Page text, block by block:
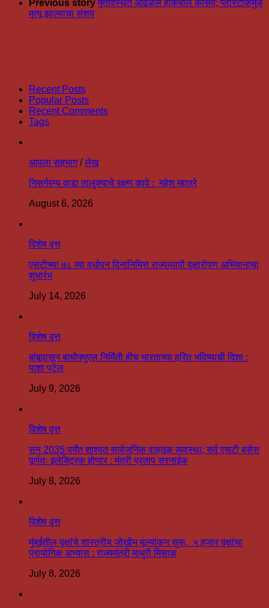
Previous storyमृतावस्थेत आढळले हॉकबील कासव; प्लास्टीकमुळे
मृत्यू झाल्याचा संशय
Recent Posts
Popular Posts
Recent Comments
Tags
आपला सहभाग/लेख
निसर्गरम्य वाडा तालुक्याचे रक्षण व्हावे : महेश म्हात्रे
August 6, 2026
विशेष वृत्त
एसटीच्या ७८ व्या वर्धापन दिनानिमित्त राज्यव्यापी वृक्षारोपण अभियानाचा
शुभारंभ
July 14, 2026
विशेष वृत्त
बांबूपासून बायोफ्युएल निर्मिती हीच भारताच्या हरित भविष्याची दिशा :
पाशा पटेल
July 9, 2026
विशेष वृत्त
सन 2035 पर्यंत शाश्वत सार्वजनिक वाहतूक व्यवस्था; सर्व एसटी बसेस
पूर्णतः इलेक्ट्रिक होणार : मंत्री प्रताप सरनाईक
July 8, 2026
विशेष वृत्त
मुंबईतील वृक्षांचे शास्त्रीय जोखीम मूल्यांकन सुरू, ५ हजार वृक्षांचा
प्रायोगिक अभ्यास : राज्यमंत्री माधुरी मिसाळ
July 8, 2026